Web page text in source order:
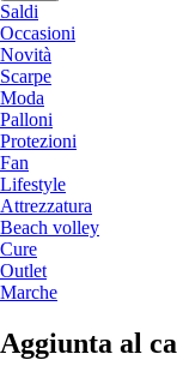
Saldi
Occasioni
Novità
Scarpe
Moda
Palloni
Protezioni
Fan
Lifestyle
Attrezzatura
Beach volley
Cure
Outlet
Marche
Aggiunta al